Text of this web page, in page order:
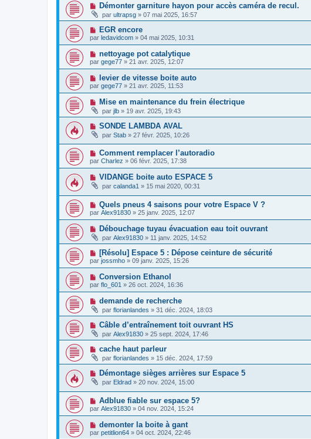
Démonter garniture hayon pour accès caméra de recul.
par ultrapsg » 07 mai 2025, 16:57
EGR encore
par ledavidcom » 04 mai 2025, 10:31
nettoyage pot catalytique
par gege77 » 21 avr. 2025, 12:07
levier de vitesse boite auto
par gege77 » 21 avr. 2025, 11:53
Mise en maintenance du frein électrique
par jlb » 19 avr. 2025, 19:43
SONDE LAMBDA AVAL
par Stab » 27 févr. 2025, 10:26
Comment remplacer l’autoradio
par Charlez » 06 févr. 2025, 17:38
VIDANGE boite auto ESPACE 5
par calanda1 » 15 mai 2020, 00:31
Quels pneus 4 saisons pour votre Espace V ?
par Alex91830 » 25 janv. 2025, 12:07
Débouchage tuyau évacuation eau toit ouvrant
par Alex91830 » 11 janv. 2025, 14:52
[Résolu] Espace 5 : Dépose ceinture de sécurité
par jossmho » 09 janv. 2025, 15:26
Conversion Ethanol
par flo_601 » 26 oct. 2024, 16:36
demande de recherche
par florianlandes » 31 déc. 2024, 18:03
Câble d’entraînement toit ouvrant HS
par Alex91830 » 25 sept. 2024, 17:46
cache haut parleur
par florianlandes » 15 déc. 2024, 17:59
Démontage sièges arrières sur Espace 5
par Eldrad » 20 nov. 2024, 15:00
Adblue fiable sur espace 5?
par Alex91830 » 04 nov. 2024, 15:24
demonter la boite à gant
par petitlion64 » 04 oct. 2024, 22:46